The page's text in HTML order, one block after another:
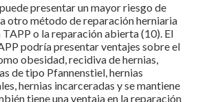
presentar un mayor riesgo de
otro método de reparación herniaria
o la reparación abierta (10). El
podría presentar ventajes sobre el
obesidad, recidiva de hernias,
de tipo Pfannenstiel, hernias
hernias incarceradas y se mantiene
tiene una ventaja en la reparación